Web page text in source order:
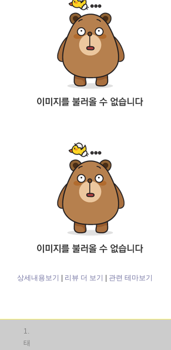
상세내용보기 리뷰 더 보기 관련 테마보기
1.
태